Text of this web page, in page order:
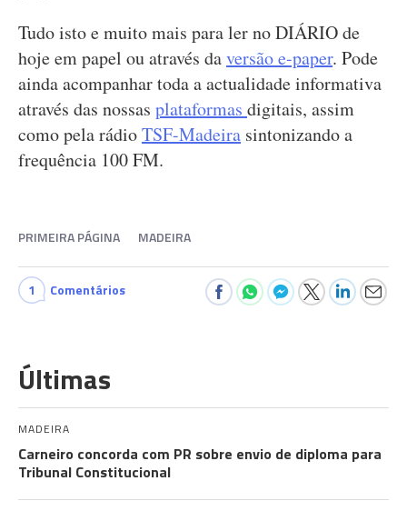
Tudo isto e muito mais para ler no DIÁRIO de
hoje em papel ou através daversão e-paper. Pode
ainda acompanhar toda a actualidade informativa
através das nossas plataformas digitais, assim
como pela rádioTSF-Madeira sintonizando a
frequência 100 FM.
PRIMEIRA PÁGINA MADEIRA
1 Comentários
Últimas
MADEIRA
Carneiro concorda com PR sobre envio de diploma para
Tribunal Constitucional